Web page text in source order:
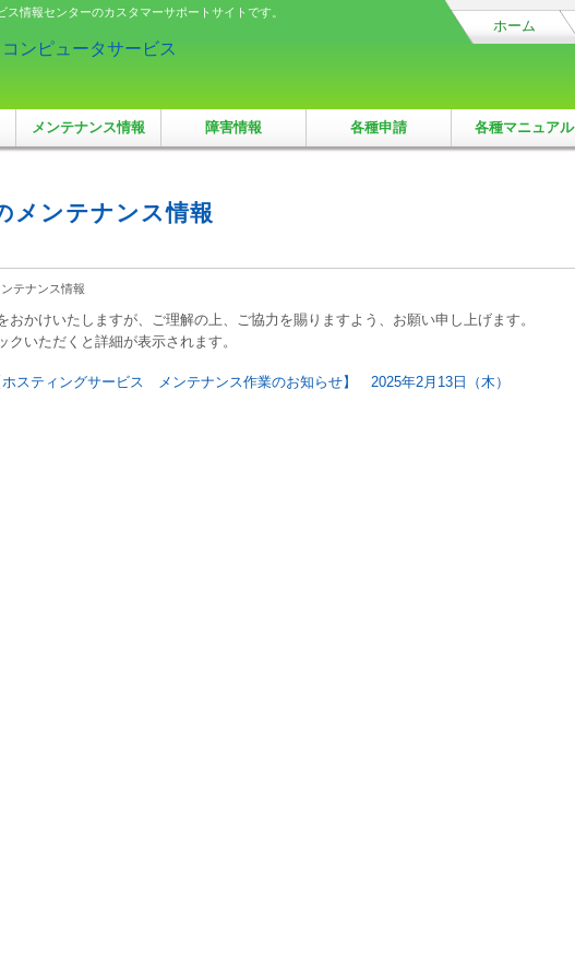
ス情報センターのカスタマーサポートサイトです。
ホーム
メンテナンス情報 障害情報 各種申請 各種マニュアル
メンテナンス情報
テナンス情報
おかけいたしますが、ご理解の上、ご協力を賜りますよう、お願い申し上げます。
いただくと詳細が表示されます。
ホスティングサービス メンテナンス作業のお知らせ】 2025年2月13日（木）